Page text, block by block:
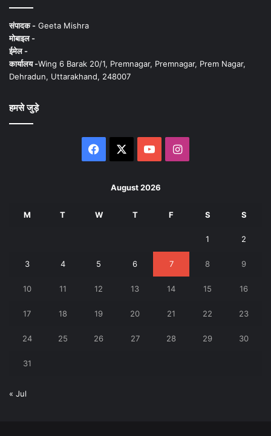
संपादक - Geeta Mishra
मोबाइल -
ईमेल -
कार्यालय -Wing 6 Barak 20/1, Premnagar, Premnagar, Prem Nagar,
Dehradun, Uttarakhand, 248007
हमसे जुड़े
Facebook YouTubeInstagram
August 2026
M T W T F S S
1 2
3 4 5 6 7 8 9
10 11 12 13 14 15 16
17 18 19 20 21 22 23
24 25 26 27 28 29 30
31
« Jul